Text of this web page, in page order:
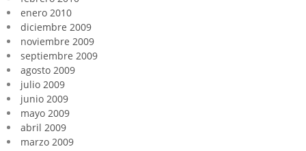
enero 2010
diciembre 2009
noviembre 2009
septiembre 2009
agosto 2009
julio 2009
junio 2009
mayo 2009
abril 2009
marzo 2009